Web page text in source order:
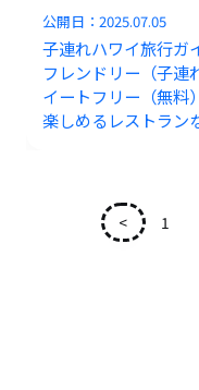
公開日：2025.07.05
子連れハワイ旅行ガ
フレンドリー（子連
イートフリー（無料
楽しめるレストラン
< 1